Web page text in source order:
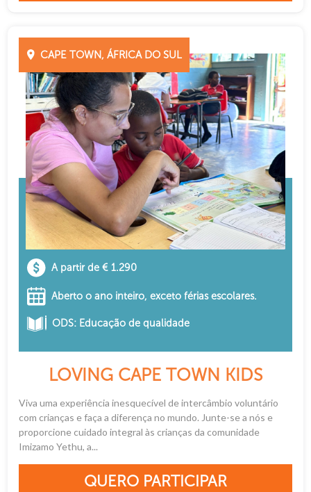
CAPE TOWN, ÁFRICA DO SUL
A partir de € 1.290
Aberto o ano inteiro, exceto férias escolares.
ODS: Educação de qualidade
LOVING CAPE TOWN KIDS
Viva uma experiência inesquecível de intercâmbio voluntário
com crianças e faça a diferença no mundo. Junte-se a nós e
proporcione cuidado integral às crianças da comunidade
Imizamo Yethu, a...
QUERO PARTICIPAR